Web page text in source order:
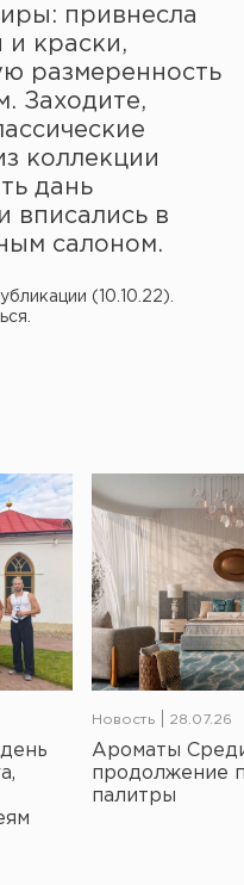
привнесла
краски,
размеренность
Заходите,
коллекции
дань
вписались в
салоном.
(10.10.22).
Новость 28.07.26
Ароматы
продолжение
палитры